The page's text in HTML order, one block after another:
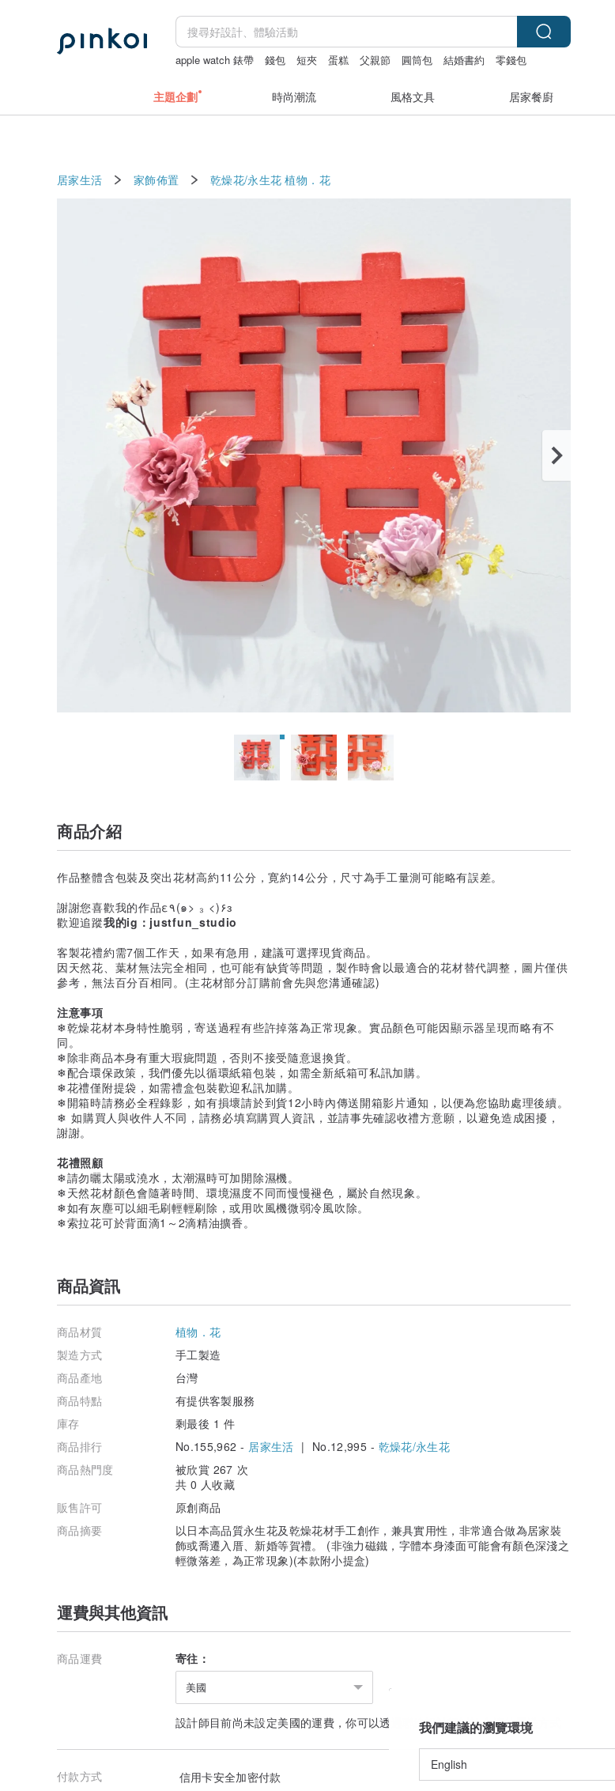
apple watch 錶帶 錢包 短夾 蛋糕 父親節 圓筒包 結婚書約 零錢包
主題企劃 時尚潮流 風格文具 居家餐廚
居家生活 家飾佈置 乾燥花/永生花 植物．花
商品介紹
作品整體含包裝及突出花材高約11公分，寛約14公分，尺寸為手工量測可能略有誤差。
謝謝您喜歡我的作品ε٩(๑> ₃ <)۶з
歡迎追蹤我的ig：justfun_studio
客製花禮約需7個工作天，如果有急用，建議可選擇現貨商品。
因天然花、葉材無法完全相同，也可能有缺貨等問題，製作時會以最適合的花材替代調整，圖片僅供
參考，無法百分百相同。(主花材部分訂購前會先與您溝通確認)
注意事項
❄乾燥花材本身特性脆弱，寄送過程有些許掉落為正常現象。實品顏色可能因顯示器呈現而略有不
同。
❄除非商品本身有重大瑕疵問題，否則不接受隨意退換貨。
❄配合環保政策，我們優先以循環紙箱包裝，如需全新紙箱可私訊加購。
❄花禮僅附提袋，如需禮盒包裝歡迎私訊加購。
❄開箱時請務必全程錄影，如有損壞請於到貨12小時內傳送開箱影片通知，以便為您協助處理後續。
❄ 如購買人與收件人不同，請務必填寫購買人資訊，並請事先確認收禮方意願，以避免造成困擾，
謝謝。
花禮照顧
❄請勿曬太陽或澆水，太潮濕時可加開除濕機。
❄天然花材顏色會隨著時間、環境濕度不同而慢慢褪色，屬於自然現象。
❄如有灰塵可以細毛刷輕輕刷除，或用吹風機微弱冷風吹除。
❄索拉花可於背面滴1～2滴精油擴香。
商品資訊
商品材質
植物．花
製造方式
手工製造
商品產地
台灣
商品特點
有提供客製服務
庫存
剩最後 1 件
商品排行
No.155,962 - 居家生活 | No.12,995 - 乾燥花/永生花
商品熱門度
被欣賞 267 次
共 0 人收藏
販售許可
原創商品
商品摘要
以日本高品質永生花及乾燥花材手工創作，兼具實用性，非常適合做為居家裝
飾或喬遷入厝、新婚等賀禮。 (非強力磁鐵，字體本身漆面可能會有顏色深淺之
輕微落差，為正常現象)(本款附小提盒)
運費與其他資訊
商品運費 寄往：
美國
設計師目前尚未設定美國的運費，你可以透過 聯絡設計師討論合適的運送方式
付款方式
信用卡安全加密付款
我們建議的瀏覽環境